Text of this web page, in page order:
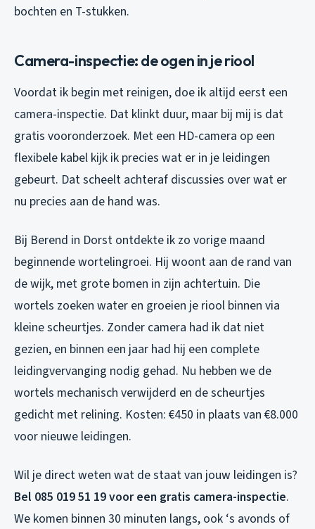
bochten en T-stukken.
Camera-inspectie: de ogen in je riool
Voordat ik begin met reinigen, doe ik altijd eerst een
camera-inspectie. Dat klinkt duur, maar bij mij is dat
gratis vooronderzoek. Met een HD-camera op een
flexibele kabel kijk ik precies wat er in je leidingen
gebeurt. Dat scheelt achteraf discussies over wat er
nu precies aan de hand was.
Bij Berend in Dorst ontdekte ik zo vorige maand
beginnende wortelingroei. Hij woont aan de rand van
de wijk, met grote bomen in zijn achtertuin. Die
wortels zoeken water en groeien je riool binnen via
kleine scheurtjes. Zonder camera had ik dat niet
gezien, en binnen een jaar had hij een complete
leidingvervanging nodig gehad. Nu hebben we de
wortels mechanisch verwijderd en de scheurtjes
gedicht met relining. Kosten: €450 in plaats van €8.000
voor nieuwe leidingen.
Wil je direct weten wat de staat van jouw leidingen is?
Bel 085 019 51 19 voor een gratis camera-inspectie.
We komen binnen 30 minuten langs, ook ‘s avonds of